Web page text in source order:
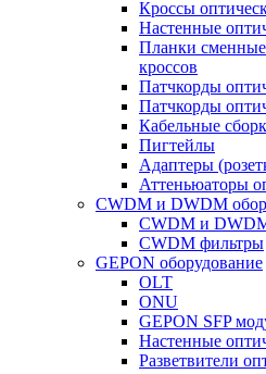
Кроссы
Настенные
Планки
кроссов
Патчкорды
Патчкорды
Кабельные
Пигтейлы
Адаптеры
Аттеньюаторы
CWDM и DWDM
CWDM и
CWDM фильтры
GEPON оборудование
OLT
ONU
GEPON SFP
Настенные
Разветвители